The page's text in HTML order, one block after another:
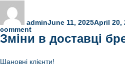
adminJune 11, 2025April 20,
commenton
Відновлення
швидкої
–
Зміни в доставці
Шановні клієнти!